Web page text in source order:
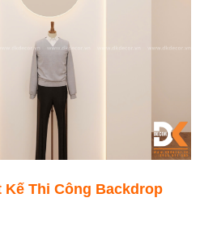
Kế Thi Công Backdrop